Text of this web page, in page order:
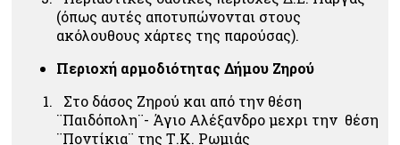
(όπως αυτές αποτυπώνονται στους
ακόλουθους χάρτες της παρούσας).
Περιοχή αρμοδιότητας Δήμου Ζηρού
Στο δάσος Ζηρού και από την θέση
¨Παιδόπολη¨- Άγιο Αλέξανδρο μεχρι την θέση
¨Ποντίκια¨ της Τ.Κ. Ρωμιάς